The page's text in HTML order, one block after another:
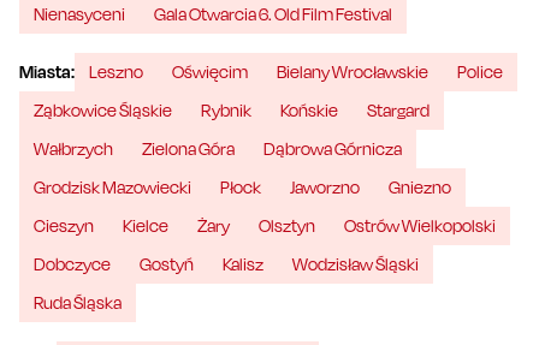
Nienasyceni
Gala Otwarcia 6. Old Film Festival
Miasta: Leszno Oświęcim Bielany Wrocławskie
Police
Ząbkowice Śląskie
Rybnik Końskie
Stargard
Wałbrzych
Zielona Góra
Dąbrowa Górnicza
Grodzisk Mazowiecki
Płock Jaworzno
Gniezno
Cieszyn
Kielce Żary Olsztyn
Ostrów Wielkopolski
Dobczyce
Gostyń Kalisz
Wodzisław Śląski
Ruda Śląska